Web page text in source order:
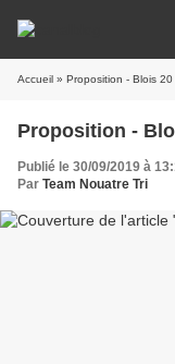
Accueil » Proposition - Blois 20
Proposition -
Publié le 30/09/2019 à
Par Team Nouatre Tri